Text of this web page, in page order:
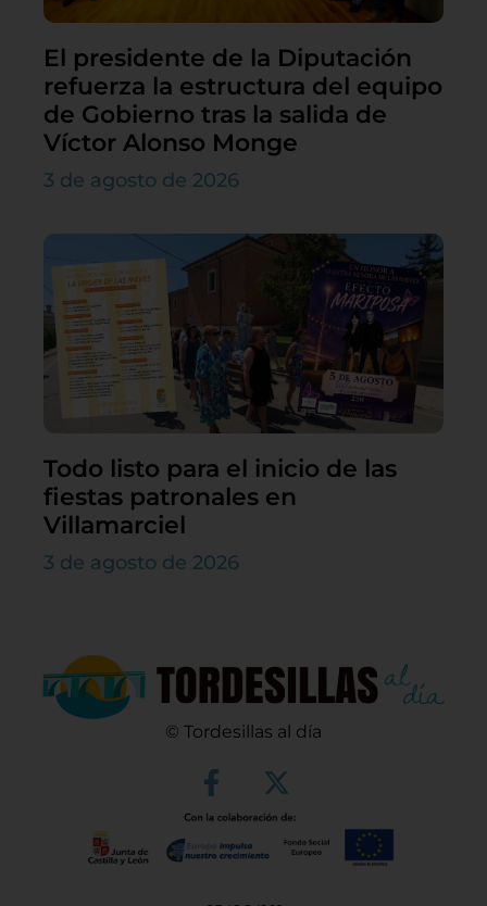
El presidente de la Diputación
refuerza la estructura del equipo
de Gobierno tras la salida de
Víctor Alonso Monge
3 de agosto de 2026
Todo listo para el inicio de las
fiestas patronales en
Villamarciel
3 de agosto de 2026
© Tordesillas al día